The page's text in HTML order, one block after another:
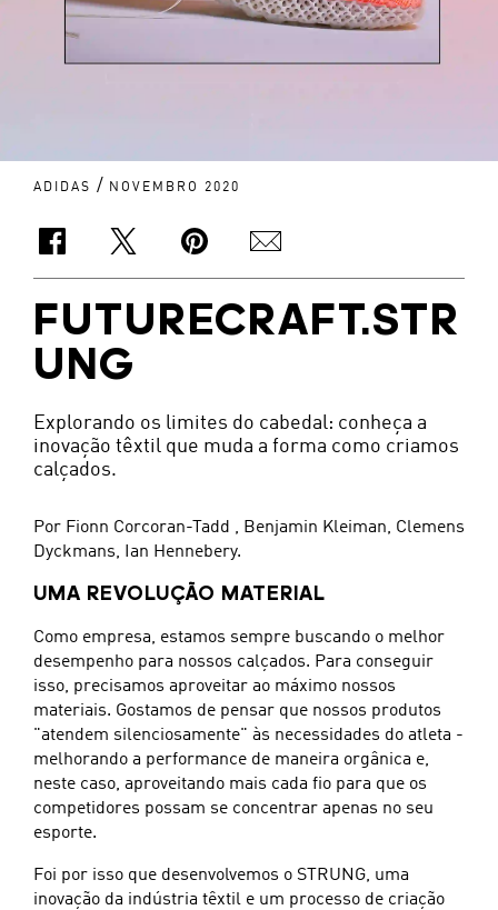
ADIDAS / NOVEMBRO 2020
FUTURECRAFT.STR
UNG
Explorando os limites do cabedal: conheça a
inovação têxtil que muda a forma como criamos
calçados.
Por Fionn Corcoran-Tadd , Benjamin Kleiman, Clemens
Dyckmans, Ian Hennebery.
UMA REVOLUÇÃO MATERIAL
Como empresa, estamos sempre buscando o melhor
desempenho para nossos calçados. Para conseguir
isso, precisamos aproveitar ao máximo nossos
materiais. Gostamos de pensar que nossos produtos
"atendem silenciosamente" às necessidades do atleta -
melhorando a performance de maneira orgânica e,
neste caso, aproveitando mais cada fio para que os
competidores possam se concentrar apenas no seu
esporte.
Foi por isso que desenvolvemos o STRUNG, uma
inovação da indústria têxtil e um processo de criação